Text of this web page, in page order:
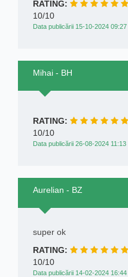
RATING:
10/10
Data publicării 15-10-2024 09:27
Mihai - BH
RATING:
10/10
Data publicării 26-08-2024 11:13
Aurelian - BZ
super ok
RATING:
10/10
Data publicării 14-02-2024 16:44